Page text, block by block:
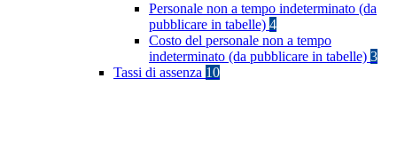
Personale non a tempo indeterminato (da
pubblicare in tabelle) 4
Costo del personale non a tempo
indeterminato (da pubblicare in tabelle) 3
Tassi di assenza 10